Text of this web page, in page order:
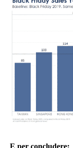
E per concludere: